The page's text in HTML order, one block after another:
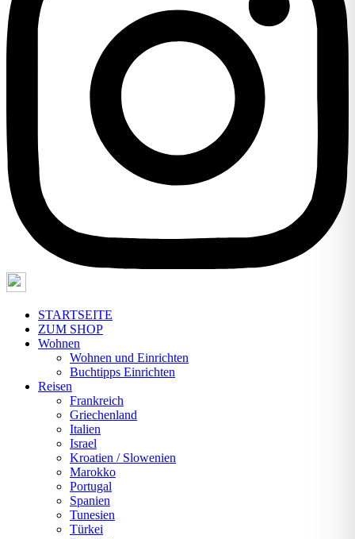
STARTSEITE
ZUM SHOP
Wohnen
Wohnen und Einrichten
Buchtipps Einrichten
Reisen
Frankreich
Griechenland
Italien
Israel
Kroatien / Slowenien
Marokko
Portugal
Spanien
Tunesien
Türkei